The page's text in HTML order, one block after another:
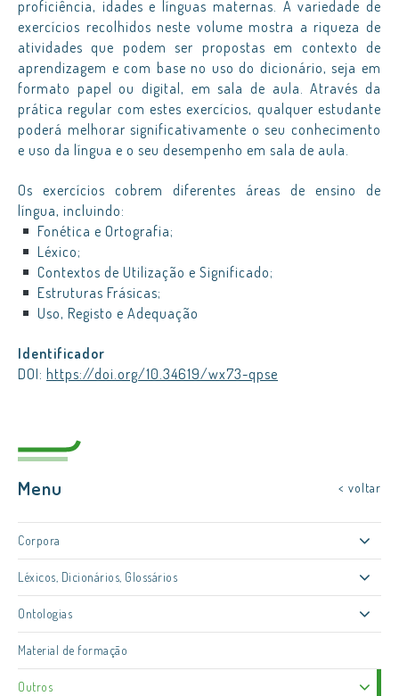
proficiência, idades e línguas maternas. A variedade de
exercícios recolhidos neste volume mostra a riqueza de
atividades que podem ser propostas em contexto de
aprendizagem e com base no uso do dicionário, seja em
formato papel ou digital, em sala de aula. Através da
prática regular com estes exercícios, qualquer estudante
poderá melhorar significativamente o seu conhecimento
e uso da língua e o seu desempenho em sala de aula.
Os exercícios cobrem diferentes áreas de ensino de
língua, incluindo:
Fonética e Ortografia;
Léxico;
Contextos de Utilização e Significado;
Estruturas Frásicas;
Uso, Registo e Adequação
Identificador
DOI: https://doi.org/10.34619/wx73-qpse
Menu < voltar
Corpora
Léxicos, Dicionários, Glossários
Ontologias
Material de formação
Outros